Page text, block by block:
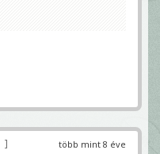
több mint 8 éve